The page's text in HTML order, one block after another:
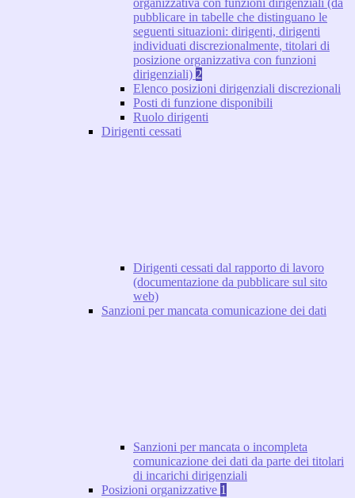
organizzativa con funzioni dirigenziali (da
pubblicare in tabelle che distinguano le
seguenti situazioni: dirigenti, dirigenti
individuati discrezionalmente, titolari di
posizione organizzativa con funzioni
dirigenziali) 2
Elenco posizioni dirigenziali discrezionali
Posti di funzione disponibili
Ruolo dirigenti
Dirigenti cessati
Dirigenti cessati dal rapporto di lavoro
(documentazione da pubblicare sul sito
web)
Sanzioni per mancata comunicazione dei dati
Sanzioni per mancata o incompleta
comunicazione dei dati da parte dei titolari
di incarichi dirigenziali
Posizioni organizzative 1